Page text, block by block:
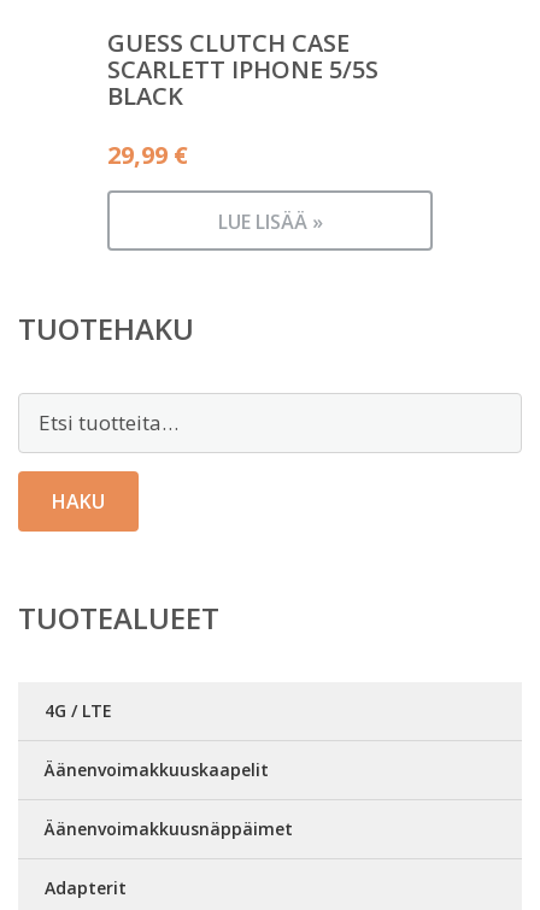
GUESS CLUTCH CASE
SCARLETT IPHONE 5/5S
BLACK
29,99 €
LUE LISÄÄ »
TUOTEHAKU
Etsi:
HAKU
TUOTEALUEET
4G / LTE
Äänenvoimakkuuskaapelit
Äänenvoimakkuusnäppäimet
Adapterit